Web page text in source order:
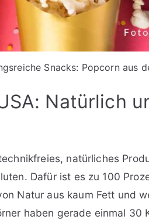
Snacks: Popcorn aus
Natürlich
natürliches
Dafür ist es zu 100
Natur aus kaum Fett und
haben gerade einmal 30